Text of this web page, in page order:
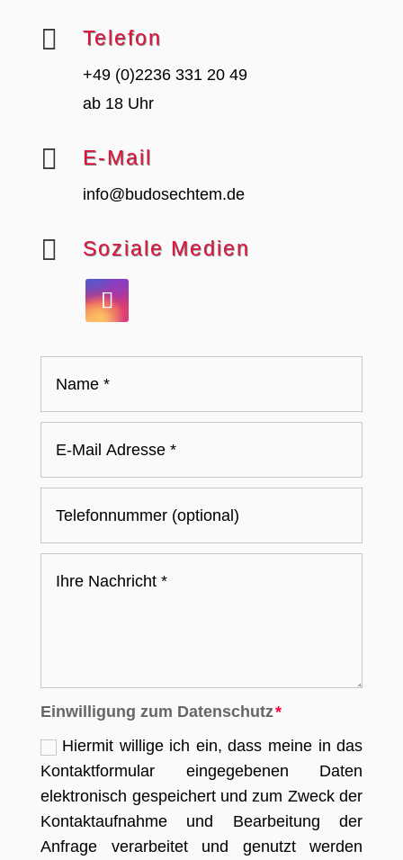
 Telefon
+49 (0)2236 331 20 49
ab 18 Uhr
 E-Mail
info@budosechtem.de
 Soziale Medien
Einwilligung zum Datenschutz
Hiermit willige ich ein, dass meine in das
Kontaktformular eingegebenen Daten
elektronisch gespeichert und zum Zweck der
Kontaktaufnahme und Bearbeitung der
Anfrage verarbeitet und genutzt werden